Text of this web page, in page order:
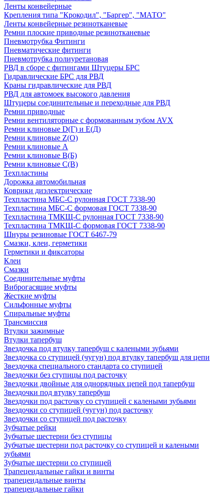
Ленты конвейерные
Крепления типа "Крокодил", "Баргер", "МАТО"
Ленты конвейерные резинотканевые
Ремни плоские приводные резинотканевые
Пневмотрубка Фитинги
Пневматические фитинги
Пневмотрубка полиуретановая
РВД в сборе с фитингами Штуцеры БРС
Гидравлические БРС для РВД
Краны гидравлические для РВД
РВД для автомоек высокого давления
Штуцеры соединительные и переходные для РВД
Ремни приводные
Ремни вентиляторные с формованным зубом AVX
Ремни клиновые D(Г) и Е(Д)
Ремни клиновые Z(О)
Ремни клиновые А
Ремни клиновые В(Б)
Ремни клиновые С(В)
Техпластины
Дорожка автомобильная
Коврики диэлектрические
Техпластина МБС-С рулонная ГОСТ 7338-90
Техпластина МБС-С формовая ГОСТ 7338-90
Техпластина ТМКЩ-С рулонная ГОСТ 7338-90
Техпластина ТМКЩ-С формовая ГОСТ 7338-90
Шнуры резиновые ГОСТ 6467-79
Смазки, клеи, герметики
Герметики и фиксаторы
Клеи
Смазки
Соединительные муфты
Виброгасящие муфты
Жесткие муфты
Сильфонные муфты
Спиральные муфты
Трансмиссия
Втулки зажимные
Втулки тапербуш
Звездочка под втулку тапербуш c калеными зубьями
Звездочка со ступицей (чугун) под втулку тапербуш для цепи
Звездочка специального стандарта со ступицей
Звездочки без ступицы под расточку
Звездочки двойные для однорядных цепей под тапербуш
Звездочки под втулку тапербуш
Звездочки под расточку со ступицей с калеными зубьями
Звездочки со ступицей (чугун) под расточку
Звездочки со ступицей под расточку
Зубчатые рейки
Зубчатые шестерни без ступицы
Зубчатые шестерни под расточку со ступицей и калеными
зубьями
Зубчатые шестерни со ступицей
Трапецеидальные гайки и винты
трапецеидальные винты
трапецеидальные гайки